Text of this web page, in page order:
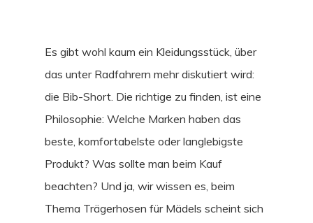
Es gibt wohl kaum ein Kleidungsstück, über
das unter Radfahrern mehr diskutiert wird:
die Bib-Short. Die richtige zu finden, ist eine
Philosophie: Welche Marken haben das
beste, komfortabelste oder langlebigste
Produkt? Was sollte man beim Kauf
beachten? Und ja, wir wissen es, beim
Thema Trägerhosen für Mädels scheint sich